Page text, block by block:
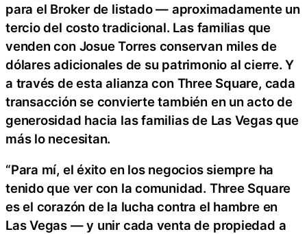
para el Broker de listado — aproximadamente un
tercio del costo tradicional. Las familias que
venden con Josue Torres conservan miles de
dólares adicionales de su patrimonio al cierre. Y
a través de esta alianza con Three Square, cada
transacción se convierte también en un acto de
generosidad hacia las familias de Las Vegas que
más lo necesitan.
“Para mí, el éxito en los negocios siempre ha
tenido que ver con la comunidad. Three Square
es el corazón de la lucha contra el hambre en
Las Vegas — y unir cada venta de propiedad a